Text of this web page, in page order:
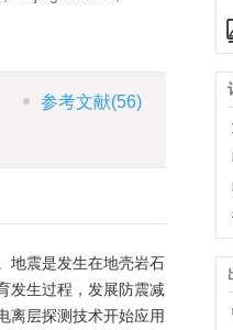
参考文献(56)
地震是发生在地壳岩石
发生过程，发展防震减
离层探测技术开始应用